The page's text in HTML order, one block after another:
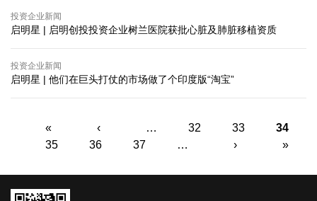
投资企业新闻
启明星 | 启明创投投资企业树兰医院获批心脏及肺脏移植资质
投资企业新闻
启明星 | 他们在巨头打仗的市场做了个印度版“淘宝”
«
‹ … 32 33
34
35
36 37 … › »